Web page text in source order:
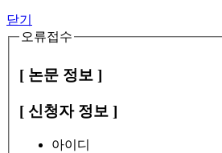
닫기
오류접수
[ 논문 정보 ]
[ 신청자 정보 ]
아이디